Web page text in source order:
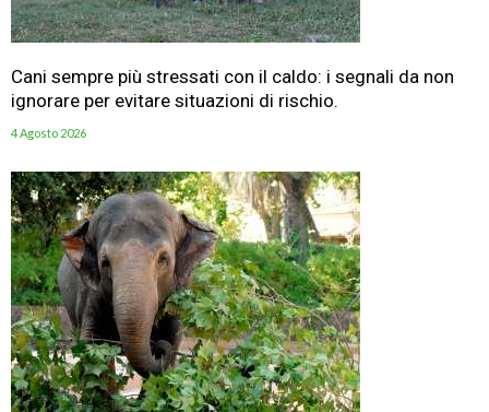
Cani sempre più stressati con il caldo: i segnali da non
ignorare per evitare situazioni di rischio.
4 Agosto 2026